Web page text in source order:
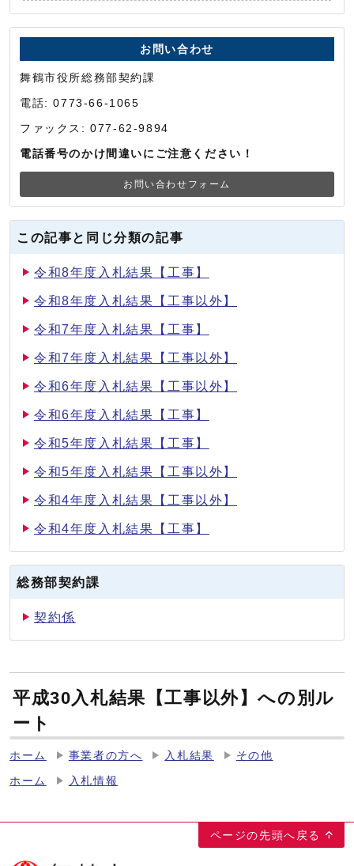
お問い合わせ
舞鶴市役所総務部契約課
電話: 0773-66-1065
ファックス: 077-62-9894
電話番号のかけ間違いにご注意ください！
お問い合わせフォーム
この記事と同じ分類の記事
令和8年度入札結果【工事】
令和8年度入札結果【工事以外】
令和7年度入札結果【工事】
令和7年度入札結果【工事以外】
令和6年度入札結果【工事以外】
令和6年度入札結果【工事】
令和5年度入札結果【工事】
令和5年度入札結果【工事以外】
令和4年度入札結果【工事以外】
令和4年度入札結果【工事】
総務部契約課
契約係
平成30入札結果【工事以外】への別ル
ート
ホーム 事業者の方へ 入札結果 その他
ホーム 入札情報
ページの先頭へ戻る